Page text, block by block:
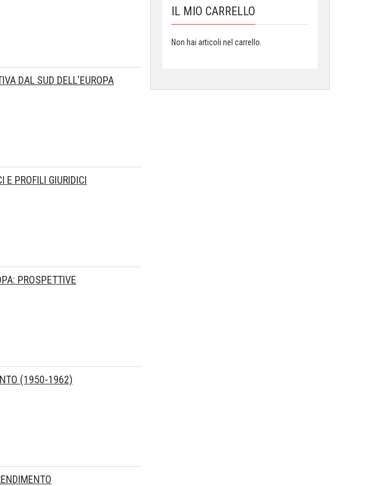
IL MIO CARRELLO
Non hai articoli nel carrello.
DAL SUD DELL'EUROPA
E PROFILI GIURIDICI
PROSPETTIVE
(1950-1962)